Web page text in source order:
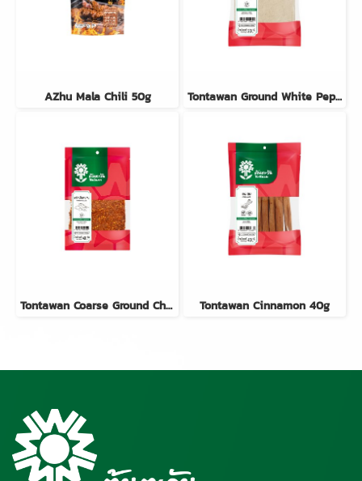
AZhu Mala Chili 50g Tontawan Ground White Pepper 20g
Tontawan Coarse Ground Chili 40g Tontawan Cinnamon 40g